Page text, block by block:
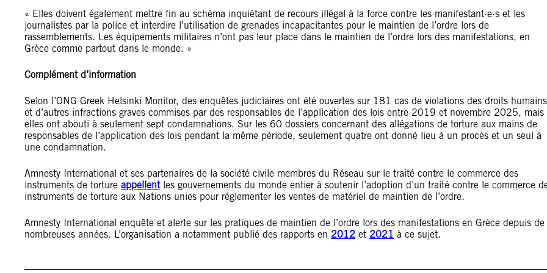
« Elles doivent également mettre fin au schéma inquiétant de recours illégal à la force contre les manifestant·e·s et les
journalistes par la police et interdire l’utilisation de grenades incapacitantes pour le maintien de l’ordre lors de
rassemblements. Les équipements militaires n’ont pas leur place dans le maintien de l’ordre lors des manifestations, en
Grèce comme partout dans le monde. »
Complément d’information
Selon l’ONG Greek Helsinki Monitor, des enquêtes judiciaires ont été ouvertes sur 181 cas de violations des droits humains
et d’autres infractions graves commises par des responsables de l’application des lois entre 2019 et novembre 2025, mais
elles ont abouti à seulement sept condamnations. Sur les 60 dossiers concernant des allégations de torture aux mains de
responsables de l’application des lois pendant la même période, seulement quatre ont donné lieu à un procès et un seul à
une condamnation.
Amnesty International et ses partenaires de la société civile membres du Réseau sur le traité contre le commerce des
instruments de torture appellentles gouvernements du monde entier à soutenir l’adoption d’un traité contre le commerce
instruments de torture aux Nations unies pour réglementer les ventes de matériel de maintien de l’ordre.
Amnesty International enquête et alerte sur les pratiques de maintien de l’ordre lors des manifestations en Grèce depuis de
nombreuses années. L’organisation a notamment publié des rapports en 2012 et 2021 à ce sujet.